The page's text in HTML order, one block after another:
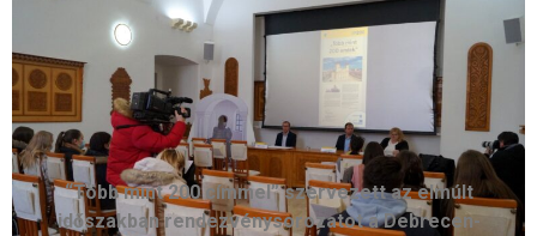
“Több mint 200 címmel” szervezett az elmúlt
időszakban rendezvénysorozatot a Debrecen-